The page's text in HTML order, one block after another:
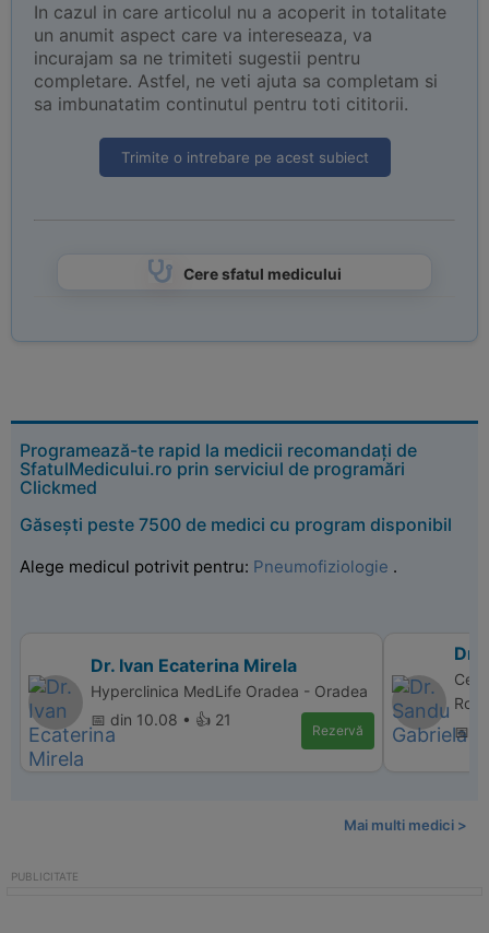
In cazul in care articolul nu a acoperit in totalitate
un anumit aspect care va intereseaza, va
incurajam sa ne trimiteti sugestii pentru
completare. Astfel, ne veti ajuta sa completam si
sa imbunatatim continutul pentru toti cititorii.
Trimite o intrebare pe acest subiect
Cere sfatul medicului
Programează-te rapid la medicii recomandați de
SfatulMedicului.ro prin serviciul de programări
Clickmed
Găsești peste 7500 de medici cu program disponibil
Alege medicul potrivit pentru: Pneumofiziologie .
Dr. Ivan Ecaterina Mirela
Hyperclinica MedLife Oradea - Oradea
📅 din 10.08 • 👍 21
Rezervă
Dr.
📅
Mai multi medici >